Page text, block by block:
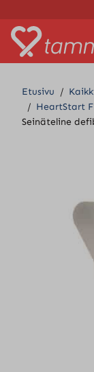
Etusivu /
/ HeartStart
Seinäteline